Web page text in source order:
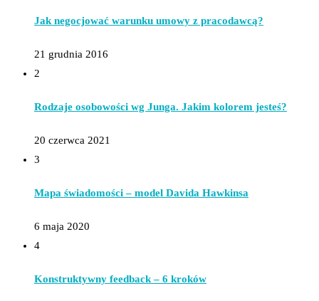
Jak negocjować warunku umowy z pracodawcą?
21 grudnia 2016
2
Rodzaje osobowości wg Junga. Jakim kolorem jesteś?
20 czerwca 2021
3
Mapa świadomości – model Davida Hawkinsa
6 maja 2020
4
Konstruktywny feedback – 6 kroków